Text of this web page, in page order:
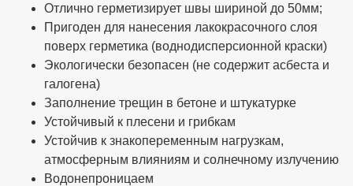
Отлично герметизирует швы шириной до 50мм;
Пригоден для нанесения лакокрасочного слоя
поверх герметика (воднодисперсионной краски)
Экологически безопасен (не содержит асбеста и
галогена)
Заполнение трещин в бетоне и штукатурке
Устойчивый к плесени и грибкам
Устойчив к знакопеременным нагрузкам,
атмосферным влияниям и солнечному излучению
Водонепроницаем